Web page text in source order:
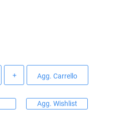
Agg. Carrello
Agg. Wishlist